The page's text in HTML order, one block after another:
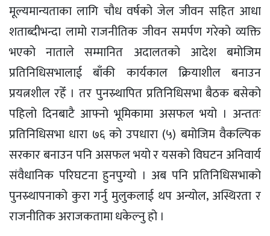
मूल्यमान्यताका लागि चौध वर्षको जेल जीवन सहित आधा
शताब्दीभन्दा लामो राजनीतिक जीवन समर्पण गरेको व्यक्ति
भएको नाताले सम्मानित अदालतको आदेश बमोजिम
प्रतिनिधिसभालाई बाँकी कार्यकाल क्रियाशील बनाउन
प्रयत्नशील रहेँ । तर पुनस्र्थापित प्रतिनिधिसभा बैठक बसेको
पहिलो दिनबाटै आफ्नो भूमिकामा असफल भयो । अन्ततः
प्रतिनिधिसभा धारा ७६ को उपधारा (५) बमोजिम वैकल्पिक
सरकार बनाउन पनि असफल भयो र यसको विघटन अनिवार्य
संवैधानिक परिघटना हुनपुग्यो । अब पनि प्रतिनिधिसभाको
पुनस्र्थापनाको कुरा गर्नु मुलुकलाई थप अन्योल‚ अस्थिरता र
राजनीतिक अराजकतामा धकेल्नु हो ।